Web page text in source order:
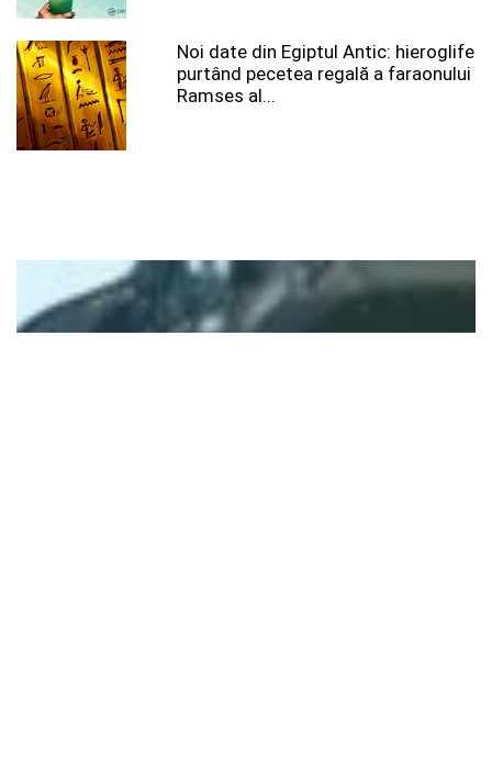
Noi date din Egiptul Antic: hieroglife
purtând pecetea regală a faraonului
Ramses al...